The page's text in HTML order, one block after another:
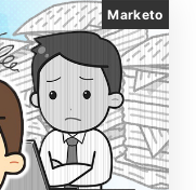
Marketo